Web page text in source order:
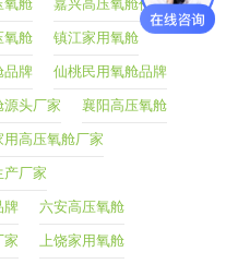
氧舱 嘉兴高压氧舱价格
氧舱 镇江家用氧舱
品牌 仙桃民用氧舱品牌
源头厂家 襄阳高压氧舱
用高压氧舱厂家
产厂家
牌 六安高压氧舱
家 上饶家用氧舱